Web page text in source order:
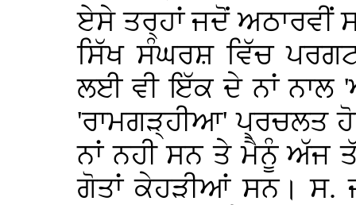
ਏਸੇ ਤਰ੍ਹਾਂ ਜਦੋਂ ਅਠਾਰਵੀਂ
ਸਿੱਖ ਸੰਘਰਸ਼ ਵਿੱਚ
ਲਈ ਵੀ ਇੱਕ ਦੇ ਨਾਂ ਨਾਲ
'ਰਾਮਗੜ੍ਹੀਆ' ਪ੍ਰਚਲਤ
ਨਾਂ ਨਹੀ ਸਨ ਤੇ ਮੈਨੂੰ ਅੱਜ
ਗੋਤਾਂ ਕੇਹੜੀਆਂ ਸਨ। ਸ.